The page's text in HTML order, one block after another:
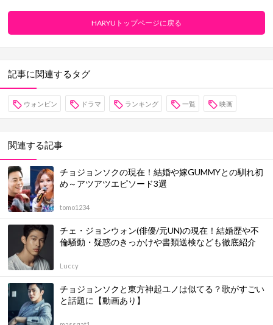
HARYUトップページに戻る
記事に関連するタグ
ウォンビン ドラマ ランキング 一覧 映画
関連する記事
チョジョンソクの現在！結婚や嫁GUMMYとの馴れ初
め～アツアツエピソード3選
tomo1234
チェ・ジョンウォン(俳優/元UN)の現在！結婚歴や不
倫騒動・疑惑のきっかけや書類送検なども徹底紹介
Luccy
チョジョンソクと東方神起ユノは似てる？歌がすごい
と話題に【動画あり】